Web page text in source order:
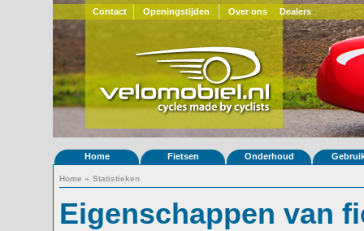
Contact Openingstijden Over ons Dealers
Home Fietsen Onderhoud
Home » Statistieken
Eigenschappen van